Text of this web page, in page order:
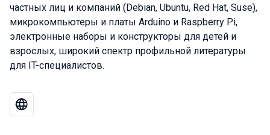
частных лиц и компаний (Debian, Ubuntu, Red Hat, Suse),
микрокомпьютеры и платы Arduino и Raspberry Pi,
электронные наборы и конструкторы для детей и
взрослых, широкий спектр профильной литературы
для IT-специалистов.